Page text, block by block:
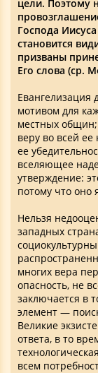
цели. Поэтому
Господа
становится
призваны
Его слова (ср.
Евангелизация
мотивом для
местных общин;
веру во всей
ее
вселяющее
утверждение:
потому что оно
Нельзя
западных
многих вера
опасность, не
заключается в
элемент —
Великие
ответа, в то
всем